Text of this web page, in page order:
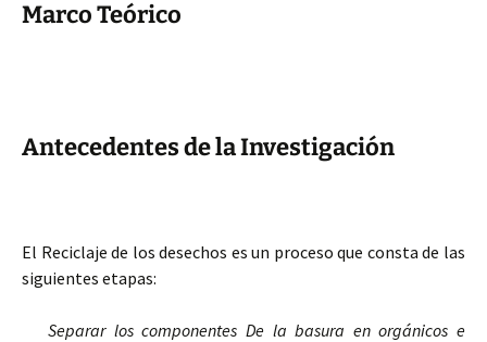
Marco Teórico
Antecedentes de la Investigación
El Reciclaje de los desechos es un proceso que consta de las
siguientes etapas:
Separar los componentes De la basura en orgánicos e